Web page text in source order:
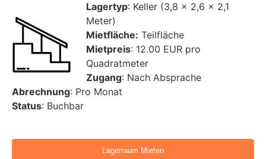
Lagertyp: Keller (3,8 x 2,6 x 2,1
Meter)
Mietfläche: Teilfläche
Mietpreis: 12.00 EUR pro
Quadratmeter
Zugang: Nach Absprache
Abrechnung: Pro Monat
Status: Buchbar